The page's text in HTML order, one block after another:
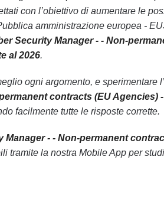
con l’obiettivo di aumentare le
amministrazione europea -
Security Manager - - Non-
al 2026.
ogni argomento, e sperimentare
contracts (EU
facilmente tutte le risposte corrette.
Manager - - Non-permanent
tramite la nostra Mobile App per